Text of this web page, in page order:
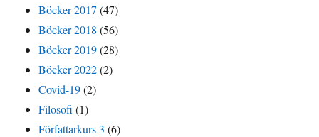
Böcker 2017 (47)
Böcker 2018 (56)
Böcker 2019(28)
Böcker 2022(2)
Covid-19(2)
Filosofi (1)
Författarkurs 3 (6)